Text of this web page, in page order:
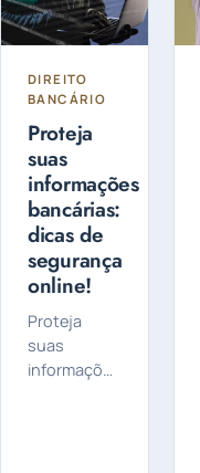
DIREITO
BANCÁRIO
Proteja
suas
informações
bancárias:
dicas de
segurança
online!
Proteja
suas
informações